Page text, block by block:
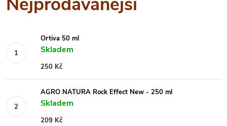
Ortiva 50 ml
Skladem
250 Kč
AGRO NATURA Rock Effect New - 250 ml
Skladem
209 Kč